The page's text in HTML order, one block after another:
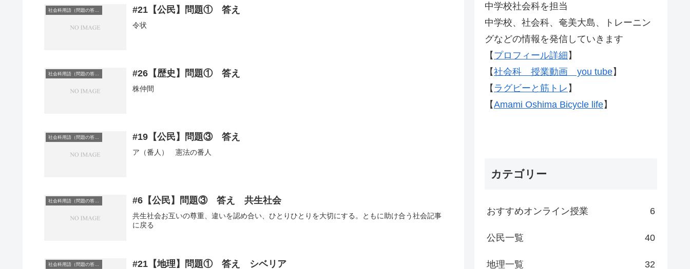
#21【公民】問題① 答え
令状
#26【歴史】問題① 答え
株仲間
社会科用語（問題の答え） #19【公民】問題③ 答え
ア（番人） 憲法の番人
社会科用語（問題の答え） #6【公民】問題③ 答え 共生社会
共生社会お互いの尊重、違いを認め合い、ひとりひとりを大切にする。ともに助け合う社会記事
に戻る
社会科用語（問題の答え） #21【地理】問題① 答え シベリア
中学校社会科を担当
中学校、社会科、奄美大島、トレーニン
グなどの情報を発信していきます
【 プロフィール詳細 】
【社会科 授業動画 you tube】
【 ラグビーと筋トレ 】
【Amami Oshima Bicycle life】
カテゴリー
おすすめオンライン授業 6
公民一覧 40
地理一覧 32